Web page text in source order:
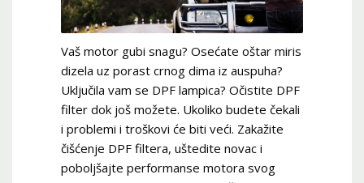
Vaš motor gubi snagu? Osećate oštar miris
dizela uz porast crnog dima iz auspuha?
Uključila vam se DPF lampica? Očistite DPF
filter dok još možete. Ukoliko budete čekali
i problemi i troškovi će biti veći. Zakažite
čišćenje DPF filtera, uštedite novac i
poboljšajte performanse motora svog